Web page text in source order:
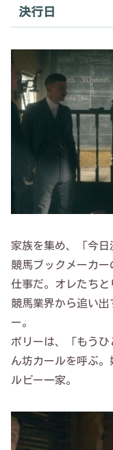
決行日
家族を集め、「今
競馬ブックメーカ
仕事だ。オレたち
競馬業界から追い
ー。
ポリーは、「もう
ん坊カールを呼ぶ
ルビー一家。